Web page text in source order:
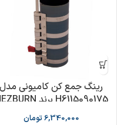
رینگ جمع کن کامیونی مدل
H6115090175 برند HEZBURN
6,340,000تومان